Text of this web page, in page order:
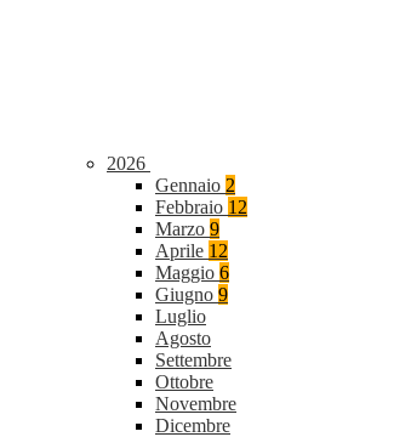
2026
Gennaio 2
Febbraio 12
Marzo 9
Aprile 12
Maggio 6
Giugno 9
Luglio
Agosto
Settembre
Ottobre
Novembre
Dicembre